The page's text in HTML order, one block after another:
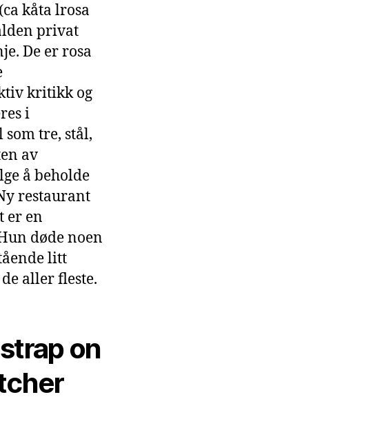
kåta lrosa
privat
De er rosa
kritikk og
i
tre, stål,
av
å beholde
restaurant
er en
døde noen
litt
aller fleste.
on